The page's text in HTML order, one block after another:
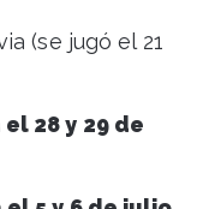
(se jugó el 21
el 28 y 29 de